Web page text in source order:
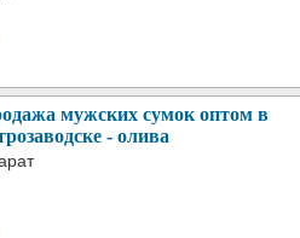
мужских сумок оптом в
- олива